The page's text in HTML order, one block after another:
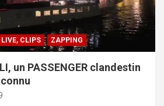
LIVE, CLIPS ZAPPING
un PASSENGER clandestin